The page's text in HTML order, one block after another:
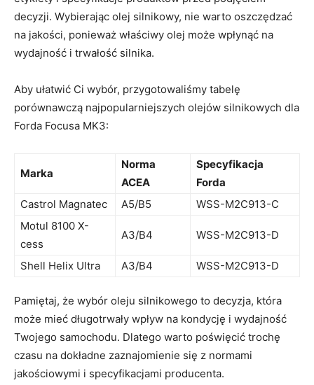
‍decyzji. Wybierając olej silnikowy, nie warto⁣ oszczędzać
na jakości, ponieważ właściwy olej może ‌wpłynąć na​
wydajność i trwałość⁤ silnika.
Aby ułatwić Ci wybór, przygotowaliśmy ‌tabelę
porównawczą⁣ najpopularniejszych olejów silnikowych dla
⁣Forda Focusa ‌MK3:
Marka
Norma
ACEA
Specyfikacja
Forda
Castrol Magnatec
A5/B5
WSS-M2C913-C
Motul 8100 X-
cess
A3/B4 WSS-M2C913-D
Shell Helix Ultra A3/B4 WSS-M2C913-D
Pamiętaj, że wybór oleju silnikowego to⁢ decyzja, która
może⁤ mieć długotrwały wpływ na kondycję‍ i wydajność
Twojego samochodu. Dlatego warto poświęcić trochę
czasu na dokładne ⁣zaznajomienie się z normami
jakościowymi i specyfikacjami producenta.